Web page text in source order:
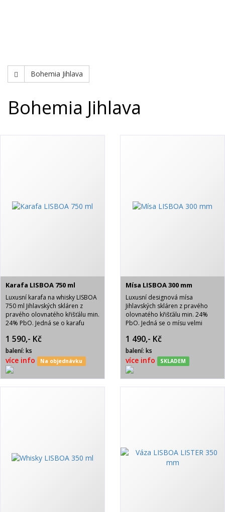
Bohemia Jihlava
Bohemia Jihlava
Karafa LISBOA 750 ml
Luxusní karafa na whisky LISBOA
750 ml Jihlavských skláren z
pravého olovnatého křišťálu min.
24% PbO. Jedná se o karafu
1 590,- Kč
balení: ks
více info Na objednávku
Mísa LISBOA 300 mm
Luxusní designová mísa
Jihlavských skláren z pravého
olovnatého křišťálu min. 24%
PbO. Jedná se o mísu velmi
1 490,- Kč
balení: ks
více info SKLADEM